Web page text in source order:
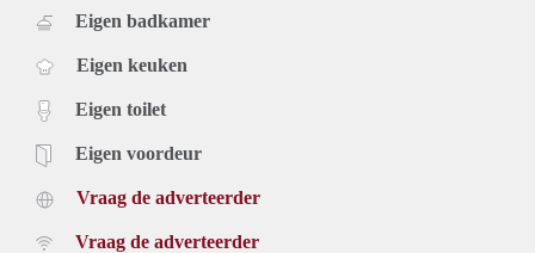
Eigen badkamer
Eigen keuken
Eigen toilet
Eigen voordeur
Vraag de adverteerder
Vraag de adverteerder